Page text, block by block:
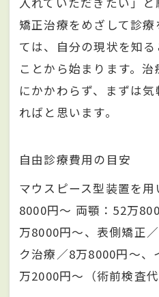
矯正治療をめざして診
ては、自分の現状を知
ことから始まります。
にかかわらず、まずは
ればと思います。
自由診療費用の目安
マウスピース型装置を
8000円〜 両顎：52万
万8000円〜、表側矯正
ク治療／8万8000円〜、
万2000円〜（術前検査代